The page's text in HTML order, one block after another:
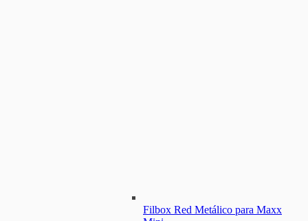
Filbox Red Metálico para Maxx